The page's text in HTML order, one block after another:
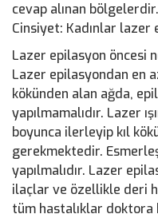
cevap alınan bölgelerdir.
Cinsiyet: Kadınlar lazer
Lazer epilasyon öncesi
Lazer epilasyondan en
kökünden alan ağda,
yapılmamalıdır. Lazer
boyunca ilerleyip kıl
gerekmektedir.
yapılmalıdır. Lazer
ilaçlar ve özellikle deri
tüm hastalıklar doktora